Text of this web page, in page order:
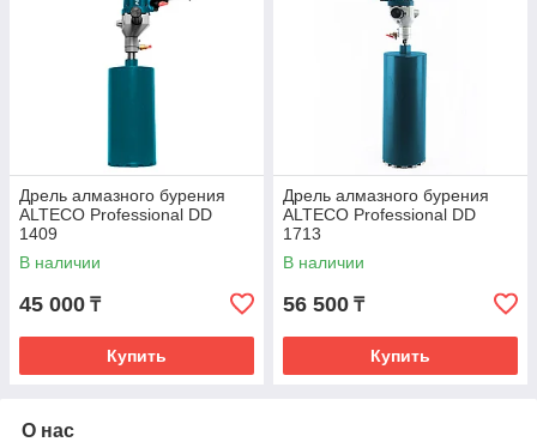
Дрель алмазного бурения
ALTECO Professional DD
1409
В наличии
45 000 ₸
Купить
Дрель алмазного бурения
ALTECO Professional DD
1713
В наличии
56 500 ₸
Купить
О нас